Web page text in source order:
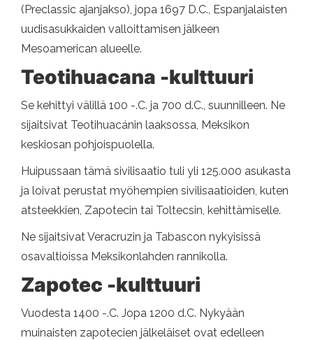
(Preclassic ajanjakso), jopa 1697 D.C., Espanjalaisten
uudisasukkaiden valloittamisen jälkeen
Mesoamerican alueelle.
Teotihuacana -kulttuuri
Se kehittyi välillä 100 -.C. ja 700 d.C., suunnilleen. Ne
sijaitsivat Teotihuacánin laaksossa, Meksikon
keskiosan pohjoispuolella.
Huipussaan tämä sivilisaatio tuli yli 125.000 asukasta
ja loivat perustat myöhempien sivilisaatioiden, kuten
atsteekkien, Zapotecin tai Toltecsin, kehittämiselle.
Ne sijaitsivat Veracruzin ja Tabascon nykyisissä
osavaltioissa Meksikonlahden rannikolla.
Zapotec -kulttuuri
Vuodesta 1400 -.C. Jopa 1200 d.C. Nykyään
muinaisten zapotecien jälkeläiset ovat edelleen